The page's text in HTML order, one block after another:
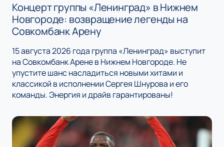
Концерт группы «Ленинград» в Нижнем
Новгороде: возвращение легенды на
Совкомбанк Арену
15 августа 2026 года группа «Ленинград» выступит
на Совкомбанк Арене в Нижнем Новгороде. Не
упустите шанс насладиться новыми хитами и
классикой в исполнении Сергея Шнурова и его
команды. Энергия и драйв гарантированы!